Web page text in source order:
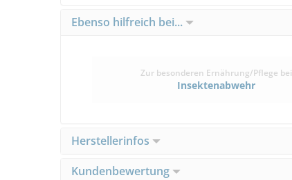
Ebenso hilfreich bei...
Zur besonderen Ernährung/Pflege bei
Insektenabwehr
Herstellerinfos
Kundenbewertung